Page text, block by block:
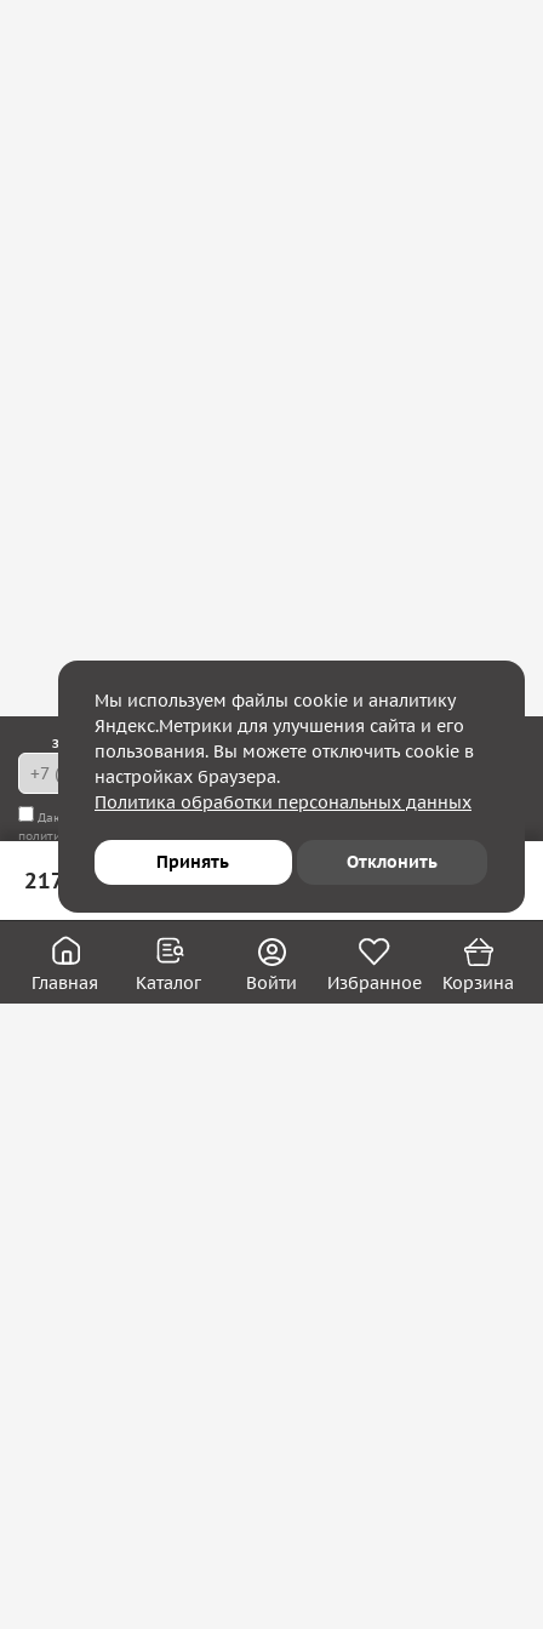
Главная Каталог Избранное
Войти Корзина
217 ₽
Закажите обратный звонок — в течение 10 минут мы с Вами свяжемся!
Даю согласие на обработку моих персональных данных
политикой конфиденциальности
Юридическим лицам
Акции
Вакансии
Контакты
Мы используем файлы cookie и аналитику
Яндекс.Метрики для улучшения сайта и его
пользования. Вы можете отключить cookie в
настройках браузера.
Политика обработки персональных данных
Принять Отклонить